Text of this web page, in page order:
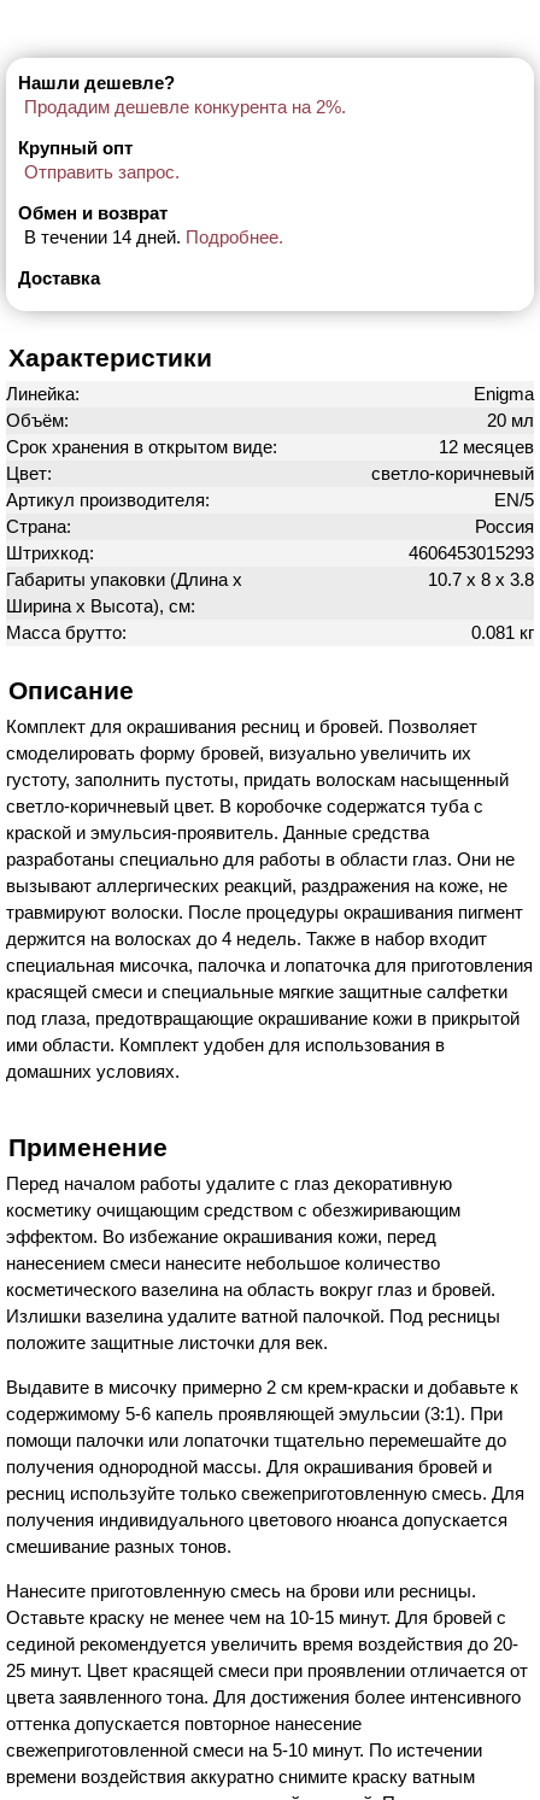
Нашли дешевле?
Продадим дешевле конкурента на 2%.
Крупный опт
Отправить запрос.
Обмен и возврат
В течении 14 дней. Подробнее.
Доставка
Характеристики
Линейка:
Enigma
Объём:
20 мл
Срок хранения в открытом виде:
12 месяцев
Цвет:
светло-коричневый
Артикул производителя:
EN/5
Страна:
Россия
Штрихкод:
4606453015293
Габариты упаковки (Длина х
Ширина х Высота), см:
10.7 х 8 х 3.8
Масса брутто: 0.081 кг
Описание
Комплект для окрашивания ресниц и бровей. Позволяет
смоделировать форму бровей, визуально увеличить их
густоту, заполнить пустоты, придать волоскам насыщенный
светло-коричневый цвет. В коробочке содержатся туба с
краской и эмульсия-проявитель. Данные средства
разработаны специально для работы в области глаз. Они не
вызывают аллергических реакций, раздражения на коже, не
травмируют волоски. После процедуры окрашивания пигмент
держится на волосках до 4 недель. Также в набор входит
специальная мисочка, палочка и лопаточка для приготовления
красящей смеси и специальные мягкие защитные салфетки
под глаза, предотвращающие окрашивание кожи в прикрытой
ими области. Комплект удобен для использования в
домашних условиях.
Применение
Перед началом работы удалите с глаз декоративную
косметику очищающим средством с обезжиривающим
эффектом. Во избежание окрашивания кожи, перед
нанесением смеси нанесите небольшое количество
косметического вазелина на область вокруг глаз и бровей.
Излишки вазелина удалите ватной палочкой. Под ресницы
положите защитные листочки для век.
Выдавите в мисочку примерно 2 см крем-краски и добавьте к
содержимому 5-6 капель проявляющей эмульсии (3:1). При
помощи палочки или лопаточки тщательно перемешайте до
получения однородной массы. Для окрашивания бровей и
ресниц используйте только свежеприготовленную смесь. Для
получения индивидуального цветового нюанса допускается
смешивание разных тонов.
Нанесите приготовленную смесь на брови или ресницы.
Оставьте краску не менее чем на 10-15 минут. Для бровей с
сединой рекомендуется увеличить время воздействия до 20-
25 минут. Цвет красящей смеси при проявлении отличается от
цвета заявленного тона. Для достижения более интенсивного
оттенка допускается повторное нанесение
свежеприготовленной смеси на 5-10 минут. По истечении
времени воздействия аккуратно снимите краску ватным